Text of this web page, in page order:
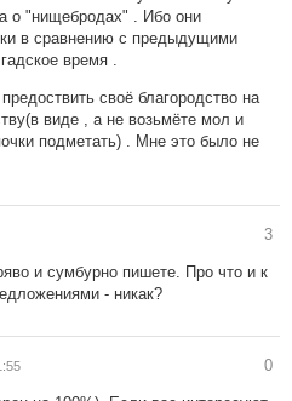
о "нищебродах" . Ибо они
в сравнению с предыдущими
время .
своё благородство на
виде , а не возьмёте мол и
подметать) . Мне это было не
3
и сумбурно пишете. Про что и к
- никак?
0